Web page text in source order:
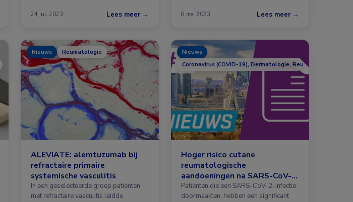
24 jul. 2023 Lees meer → 8 mei 2023 Lees meer →
Nieuws Reumatologie
ALEVIATE: alemtuzumab bij
refractaire primaire
systemische vasculitis
In een geselecteerde groep patiënten
met refractaire vasculitis leidde
Nieuws
Coronavirus (COVID-19), Dermatologie, Reumatologie
Hoger risico cutane
reumatologische
aandoeningen na SARS-CoV-
2-infectie
Patiënten die een SARS-CoV-2-infectie
doormaakten, hebben een significant